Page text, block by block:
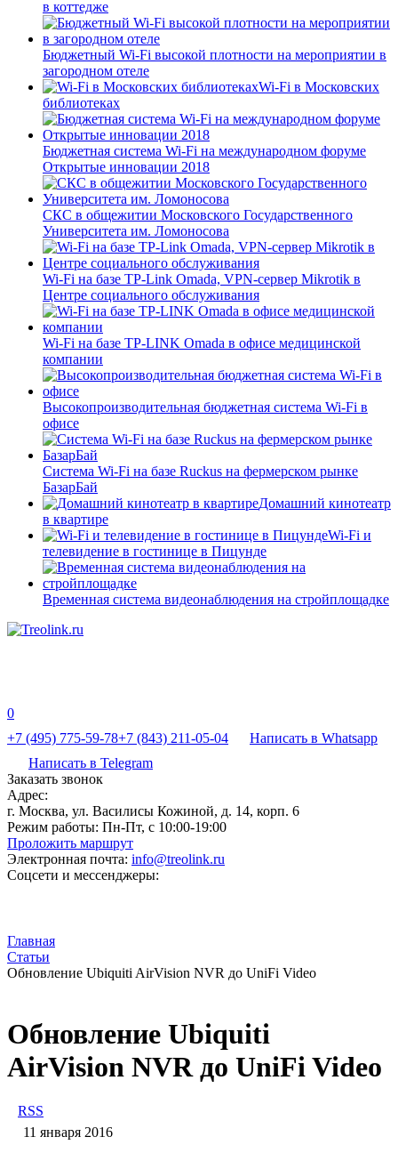
в коттедже
Бюджетный Wi-Fi высокой плотности на мероприятии в
загородном отеле
Wi-Fi в Московских
библиотеках
Бюджетная система Wi-Fi на международном форуме
Открытые инновации 2018
СКС в общежитии Московского Государственного
Университета им. Ломоносова
Wi-Fi на базе TP-Link Omada, VPN-сервер Mikrotik в
Центре социального обслуживания
Wi-Fi на базе TP-LINK Omada в офисе медицинской
компании
Высокопроизводительная бюджетная система Wi-Fi в
офисе
Система Wi-Fi на базе Ruckus на фермерском рынке
БазарБай
Домашний кинотеатр
в квартире
Wi-Fi и
телевидение в гостинице в Пицунде
Временная система видеонаблюдения на стройплощадке
0
+7 (495) 775-59-78+7 (843) 211-05-04
Написать в Whatsapp
Написать в Telegram
Заказать звонок
Адрес:
г. Москва, ул. Василисы Кожиной, д. 14, корп. 6
Режим работы: Пн-Пт, с 10:00-19:00
Проложить маршрут
Электронная почта: info@treolink.ru
Соцсети и мессенджеры:
Главная
Статьи
Обновление Ubiquiti AirVision NVR до UniFi Video
Обновление Ubiquiti
AirVision NVR до UniFi Video
RSS
11 января 2016